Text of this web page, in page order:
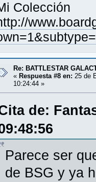
Colección
Re: BATTLESTAR
« Respuesta #8 en: 25 de
10:24:44 »
de:
Parece ser
de BSG y ya